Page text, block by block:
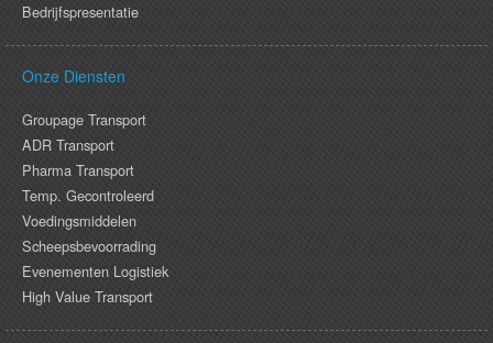
Bedrijfspresentatie
Onze Diensten
Groupage Transport
ADR Transport
Pharma Transport
Temp. Gecontroleerd
Voedingsmiddelen
Scheepsbevoorrading
Evenementen Logistiek
High Value Transport